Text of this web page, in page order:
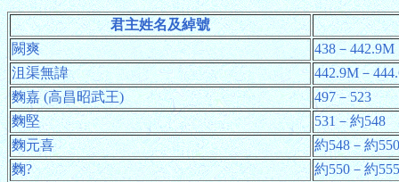
君主姓名及綽號
闕爽
438－442.9M
沮渠無諱
442.9M－
麴嘉 (高昌昭武王)
497－523
麴堅
531－約548
麴元喜
約548－約550
麴?
約550－約555